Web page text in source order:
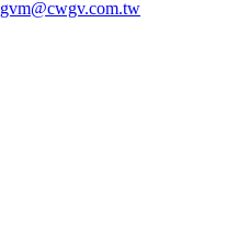
gvm@cwgv.com.tw